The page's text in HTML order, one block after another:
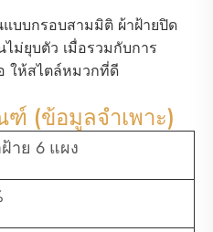
บบกรอบสามมิติ ผ้าฝ้ายปิด
ม่ยุบตัว เมื่อรวมกับการ
ให้สไตล์หมวกที่ดี
(ข้อมูลจำเพาะ)
าย 6 แผง